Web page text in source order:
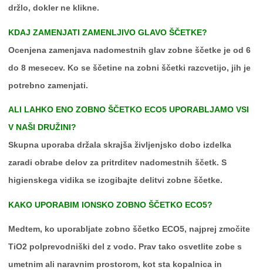
držlo, dokler ne klikne.
KDAJ ZAMENJATI ZAMENLJIVO GLAVO ŠČETKE?
Ocenjena zamenjava nadomestnih glav zobne ščetke je od 6
do 8 mesecev. Ko se ščetine na zobni ščetki razcvetijo, jih je
potrebno zamenjati.
ALI LAHKO ENO ZOBNO ŠČETKO ECO5 UPORABLJAMO VSI
V NAŠI DRUŽINI?
Skupna uporaba držala skrajša življenjsko dobo izdelka
zaradi obrabe delov za pritrditev nadomestnih ščetk. S
higienskega vidika se izogibajte delitvi zobne ščetke.
KAKO UPORABIM IONSKO ZOBNO ŠČETKO ECO5?
Medtem, ko uporabljate zobno ščetko ECO5, najprej zmočite
TiO2 polprevodniški del z vodo. Prav tako osvetlite zobe s
umetnim ali naravnim prostorom, kot sta kopalnica in